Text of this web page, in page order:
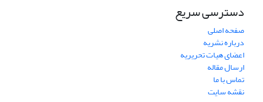
دسترسی سریع
صفحه اصلی
درباره نشریه
اعضای هیات تحریریه
ارسال مقاله
تماس با ما
نقشه سایت